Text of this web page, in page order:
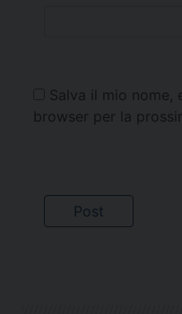
Salva il mio nome,
browser per la